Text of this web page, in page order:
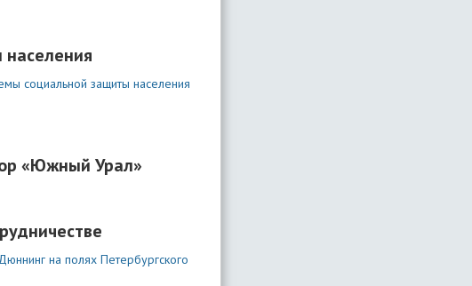
социальной защиты населения
«Южный Урал»
на полях Петербургского